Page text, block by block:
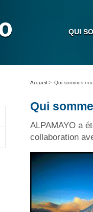
QUI
Accueil > Qui sommes
Qui
ALPAMAYO a
collaboration